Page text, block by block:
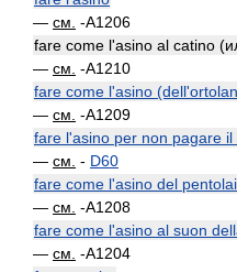
— см. -A1206
fare come l'asino al catino
— см. -A1210
fare come l'asino
— см. -A1209
fare l'asino per non pagare il
— см. - D60
fare come l'asino del
— см. -A1208
fare come l'asino al suon
— см. -A1204